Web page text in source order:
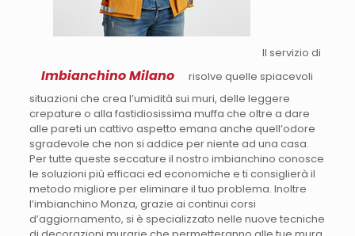
Il servizio di
Imbianchino Milano
risolve quelle spiacevoli
situazioni che crea l’umidità sui muri, delle leggere
crepature o alla fastidiosissima muffa che oltre a dare
alle pareti un cattivo aspetto emana anche quell’odore
sgradevole che non si addice per niente ad una casa.
Per tutte queste seccature il nostro imbianchino conosce
le soluzioni più efficaci ed economiche e ti consiglierà il
metodo migliore per eliminare il tuo problema. Inoltre
l’imbianchino Monza, grazie ai continui corsi
d’aggiornamento, si è specializzato nelle nuove tecniche